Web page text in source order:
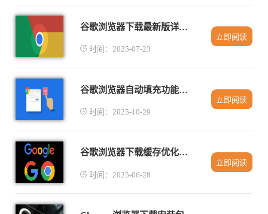
谷歌浏览器下载最新版详细步骤教程
时间：2025-07-23
立即阅读
谷歌浏览器自动填充功能使用技巧详解
时间：2025-10-29
立即阅读
谷歌浏览器下载缓存优化及性能提升
时间：2025-06-28
立即阅读